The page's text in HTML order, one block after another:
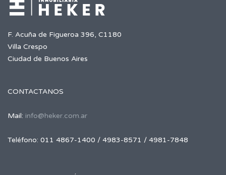
F. Acuña de Figueroa 396, C1180
Villa Crespo
Ciudad de Buenos Aires
CONTACTANOS
Mail: info@heker.com.ar
Teléfono: 011 4867-1400 / 4983-8571 / 4981-7848